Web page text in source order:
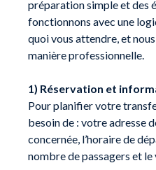
préparation simple et des
fonctionnons avec une
quoi vous attendre, et
manière professionnelle.
1) Réservation et
Pour planifier votre
besoin de : votre adresse
concernée, l’horaire de
nombre de passagers et